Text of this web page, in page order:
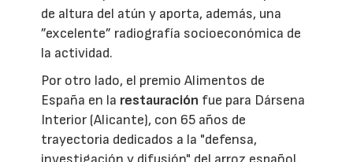
de altura del atún y aporta, además, una
”excelente” radiografía socioeconómica de
la actividad.
Por otro lado, el premio Alimentos de
España en la restauración fue para Dársena
Interior (Alicante), con 65 años de
trayectoria dedicados a la "defensa,